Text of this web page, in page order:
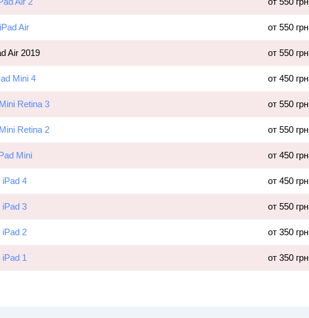
iPad Air от 550 грн
Air 2019 от 550 грн
Mini 4 от 450 грн
Retina 3 от 550 грн
Retina 2 от 550 грн
Mini от 450 грн
iPad 4 от 450 грн
iPad 3 от 550 грн
iPad 2 от 350 грн
iPad 1 от 350 грн